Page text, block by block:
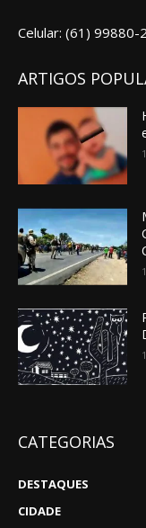
Celular: (61) 99880-
ARTIGOS
CATEGORIAS
DESTAQUES
CIDADE